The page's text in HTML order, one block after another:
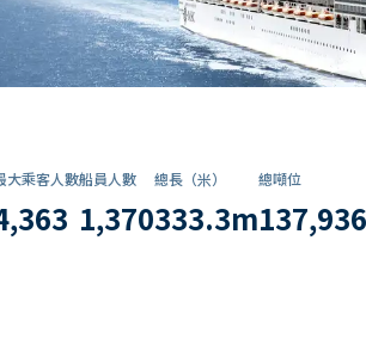
大乘客人數船員人數
1,370
總長（米）
333.3m
總噸位
137,936